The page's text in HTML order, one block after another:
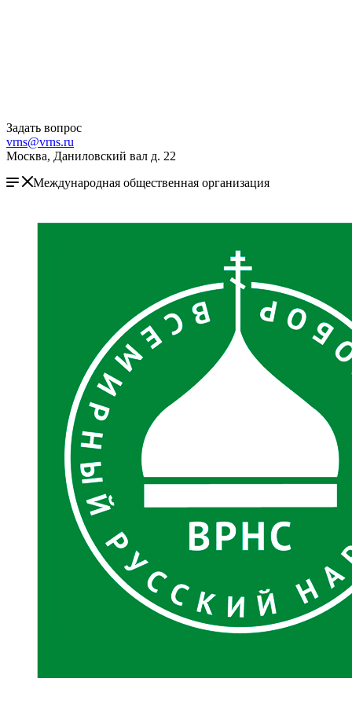
Задать вопрос
vrns@vrns.ru
Москва, Даниловский вал д. 22
Международная общественная организация